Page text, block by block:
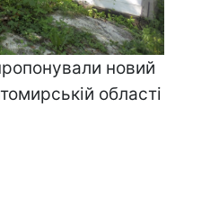
новий
області